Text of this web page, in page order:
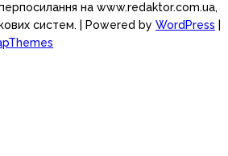
на www.redaktor.com.ua,
систем. | Powered by WordPress